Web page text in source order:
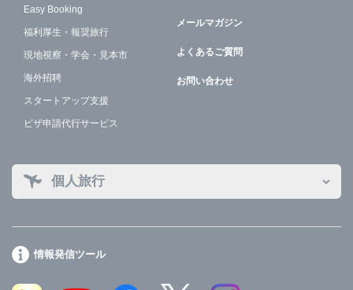
Easy Booking
福利厚生・報奨旅行
現地視察・学会・見本市
海外招聘
スタートアップ支援
ビザ申請代行サービス
メールマガジン
よくあるご質問
お問い合わせ
個人旅行
情報発信ツール